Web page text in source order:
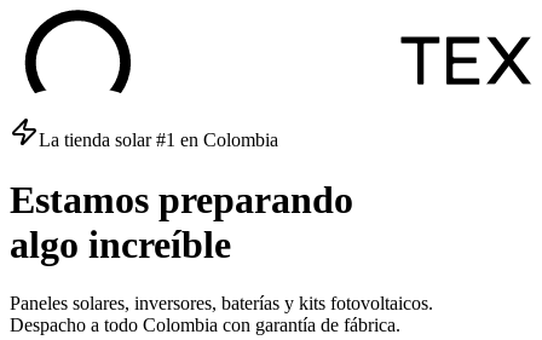
La tienda solar #1 en Colombia
Estamos preparando
algo increíble
Paneles solares, inversores, baterías y kits fotovoltaicos.
Despacho a todo Colombia con garantía de fábrica.